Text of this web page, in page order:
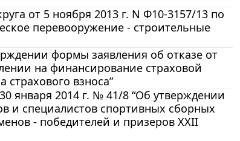
от 5 ноября 2013 г. N Ф10-3157/13 по
перевооружение - строительные
формы заявления об отказе от
на финансирование страховой
взноса”
января 2014 г. № 41/8 “Об утверждении
и специалистов спортивных сборных
- победителей и призеров XXII